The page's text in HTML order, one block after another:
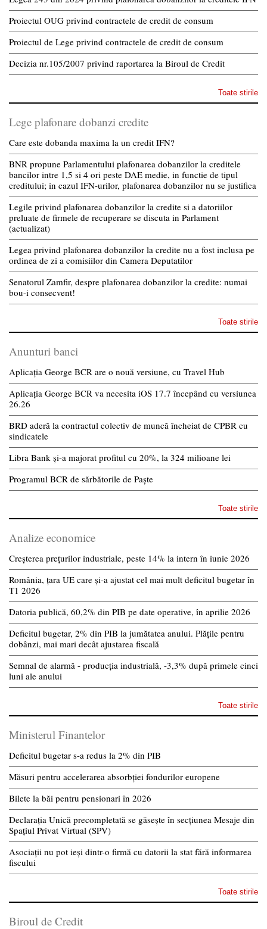
Proiectul OUG privind contractele de credit de consum
Proiectul de Lege privind contractele de credit de consum
Decizia nr.105/2007 privind raportarea la Biroul de Credit
Toate stirile
Lege plafonare dobanzi credite
Care este dobanda maxima la un credit IFN?
BNR propune Parlamentului plafonarea dobanzilor la creditele
bancilor intre 1,5 si 4 ori peste DAE medie, in functie de tipul
creditului; in cazul IFN-urilor, plafonarea dobanzilor nu se justifica
Legile privind plafonarea dobanzilor la credite si a datoriilor
preluate de firmele de recuperare se discuta in Parlament
(actualizat)
Legea privind plafonarea dobanzilor la credite nu a fost inclusa pe
ordinea de zi a comisiilor din Camera Deputatilor
Senatorul Zamfir, despre plafonarea dobanzilor la credite: numai
bou-i consecvent!
Toate stirile
Anunturi banci
Aplicația George BCR are o nouă versiune, cu Travel Hub
Aplicația George BCR va necesita iOS 17.7 începând cu versiunea
26.26
BRD aderă la contractul colectiv de muncă încheiat de CPBR cu
sindicatele
Libra Bank și-a majorat profitul cu 20%, la 324 milioane lei
Programul BCR de sărbătorile de Paște
Toate stirile
Analize economice
Creșterea prețurilor industriale, peste 14% la intern în iunie 2026
România, țara UE care și-a ajustat cel mai mult deficitul bugetar în
T1 2026
Datoria publică, 60,2% din PIB pe date operative, în aprilie 2026
Deficitul bugetar, 2% din PIB la jumătatea anului. Plățile pentru
dobânzi, mai mari decât ajustarea fiscală
Semnal de alarmă - producția industrială, -3,3% după primele cinci
luni ale anului
Toate stirile
Ministerul Finantelor
Deficitul bugetar s-a redus la 2% din PIB
Măsuri pentru accelerarea absorbției fondurilor europene
Bilete la băi pentru pensionari în 2026
Declarația Unică precompletată se găsește în secțiunea Mesaje din
Spațiul Privat Virtual (SPV)
Asociații nu pot ieși dintr-o firmă cu datorii la stat fără informarea
fiscului
Toate stirile
Biroul de Credit